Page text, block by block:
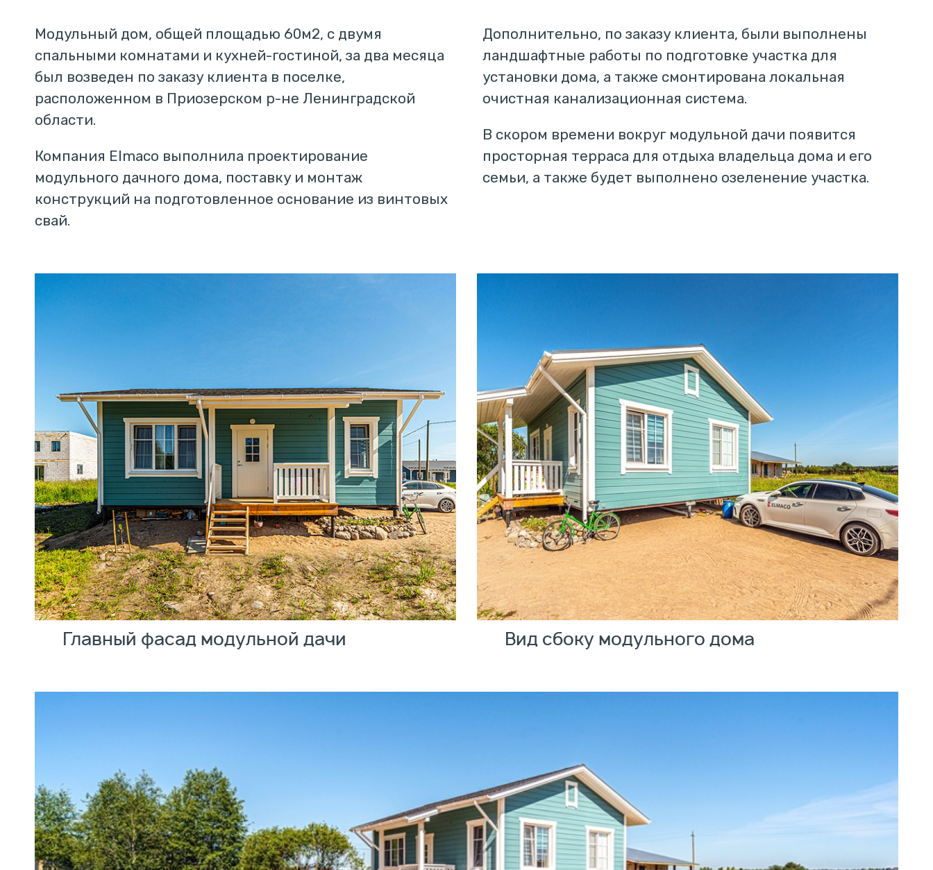
Модульный дом, общей площадью 60м2, с двумя
спальными комнатами и кухней-гостиной, за два месяца
был возведен по заказу клиента в поселке,
расположенном в Приозерском р-не Ленинградской
области.
Компания Elmaco выполнила проектирование
модульного дачного дома, поставку и монтаж
конструкций на подготовленное основание из винтовых
свай.
Дополнительно, по заказу клиента, были выполнены
ландшафтные работы по подготовке участка для
установки дома, а также смонтирована локальная
очистная канализационная система.
В скором времени вокруг модульной дачи появится
просторная терраса для отдыха владельца дома и его
семьи, а также будет выполнено озеленение участка.
Главный фасад модульной дачи Вид сбоку модульного дома